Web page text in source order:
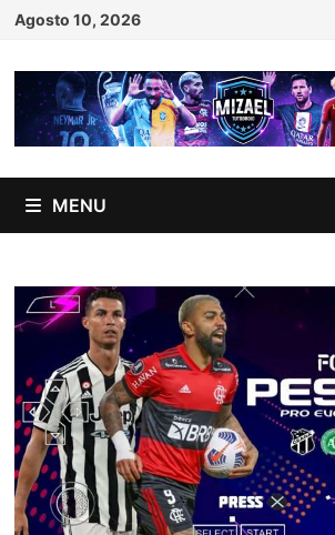
Skip
content
Agosto 10, 2026
MENU